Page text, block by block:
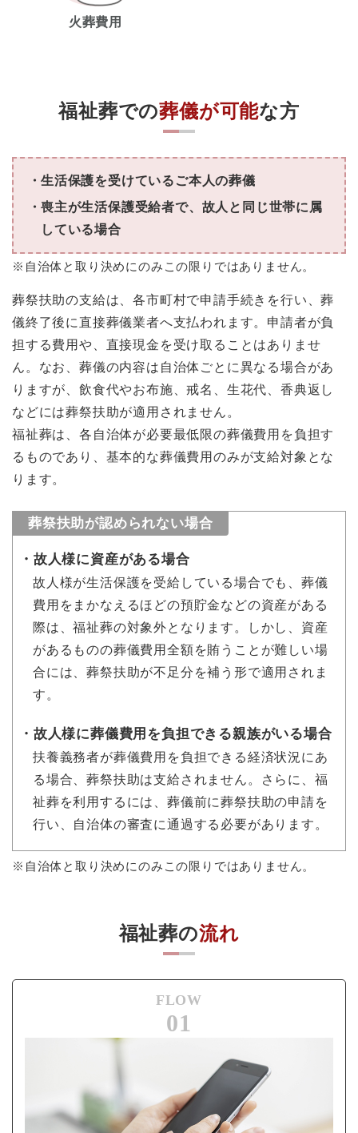
火葬費用
福祉葬での葬儀が可能な方
生活保護を受けているご本人の葬儀
喪主が生活保護受給者で、故人と同じ世帯に属
している場合
※自治体と取り決めにのみこの限りではありません。
葬祭扶助の支給は、各市町村で申請手続きを行い、葬
儀終了後に直接葬儀業者へ支払われます。申請者が負
担する費用や、直接現金を受け取ることはありませ
ん。なお、葬儀の内容は自治体ごとに異なる場合があ
りますが、飲食代やお布施、戒名、生花代、香典返し
などには葬祭扶助が適用されません。
福祉葬は、各自治体が必要最低限の葬儀費用を負担す
るものであり、基本的な葬儀費用のみが支給対象とな
ります。
葬祭扶助が認められない場合
故人様に資産がある場合
故人様が生活保護を受給している場合でも、葬儀
費用をまかなえるほどの預貯金などの資産がある
際は、福祉葬の対象外となります。しかし、資産
があるものの葬儀費用全額を賄うことが難しい場
合には、葬祭扶助が不足分を補う形で適用されま
す。
故人様に葬儀費用を負担できる親族がいる場合
扶養義務者が葬儀費用を負担できる経済状況にあ
る場合、葬祭扶助は支給されません。さらに、福
祉葬を利用するには、葬儀前に葬祭扶助の申請を
行い、自治体の審査に通過する必要があります。
※自治体と取り決めにのみこの限りではありません。
福祉葬の流れ
FLOW
01